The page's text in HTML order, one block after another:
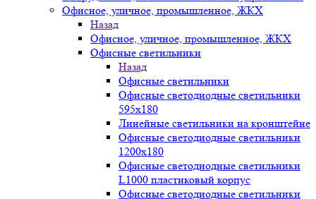
Офисное, уличное, промышленное, ЖКХ
Назад
Офисное, уличное, промышленное, ЖКХ
Офисные светильники
Назад
Офисные светильники
Офисные светодиодные светильники
595х180
Линейные светильники на кронштейне
Офисные светодиодные светильники
1200x180
Офисные светодиодные светильники
L1000 пластиковый корпус
Офисные светодиодные светильники